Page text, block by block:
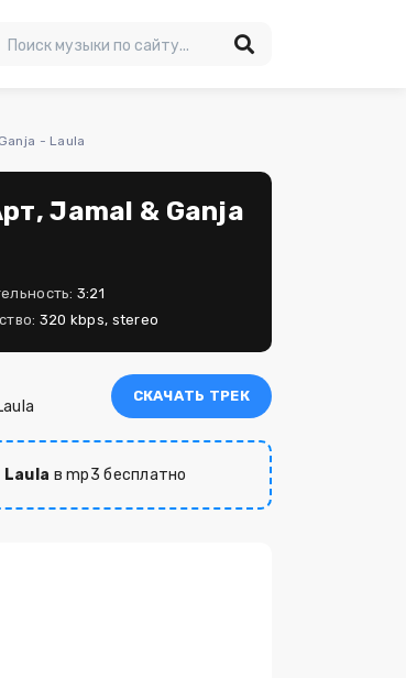
- Laula
Jamal & Ganja
3:21
320 kbps, stereo
СКАЧАТЬ ТРЕК
Laula в mp3 бесплатно